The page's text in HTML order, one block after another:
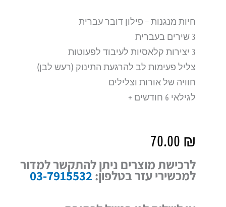
חיות מנגנות – פילון דובר עברית
3 שירים בעברית
3 יצירות קלאסיות לעיבוד לפעוטות
צליל פעימות לב להרגעת התינוק (רעש לבן)
חוויה של אורות וצלילים
לגילאי 6 חודשים +
70.00 ₪
לרכישת מוצרים ניתן להתקשר למדור
למכשירי עזר בטלפון: 03-7915532